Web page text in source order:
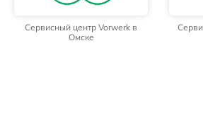
Сервисный центр Vorwerk в
Омске